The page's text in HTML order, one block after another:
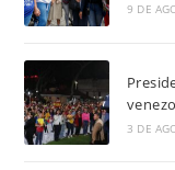
9 DE
3 DE